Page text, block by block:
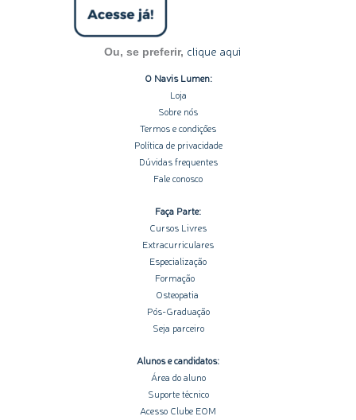
Ou, se preferir, clique aqui
O Navis Lumen:
Loja
Sobre nós
Termos e condições
Política de privacidade
Dúvidas frequentes
Fale conosco
Faça Parte:
Cursos Livres
Extracurriculares
Especialização
Formação
Osteopatia
Pós-Graduação
Seja parceiro
Alunos e candidatos:
Área do aluno
Suporte técnico
Acesso Clube EOM